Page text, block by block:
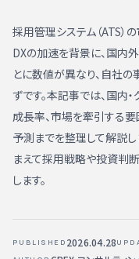
採用管理システム（ATS）
DXの加速を背景に、国内
とに数値が異なり、自社
ずです。本記事では、国内
成長率、市場を牽引する要
予測までを整理して解説
まえて採用戦略や投資判
します。
PUBLISHED 2026.04.28